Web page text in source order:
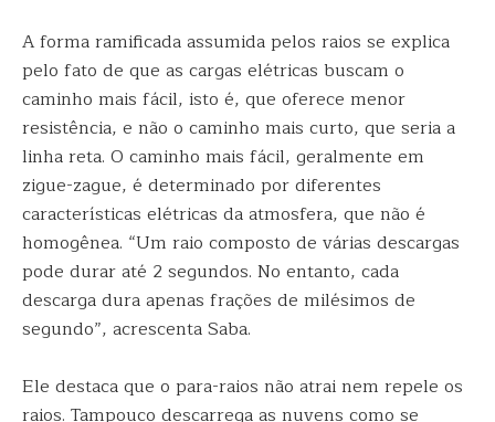
A forma ramificada assumida pelos raios se explica
pelo fato de que as cargas elétricas buscam o
caminho mais fácil, isto é, que oferece menor
resistência, e não o caminho mais curto, que seria a
linha reta. O caminho mais fácil, geralmente em
zigue-zague, é determinado por diferentes
características elétricas da atmosfera, que não é
homogênea. “Um raio composto de várias descargas
pode durar até 2 segundos. No entanto, cada
descarga dura apenas frações de milésimos de
segundo”, acrescenta Saba.
Ele destaca que o para-raios não atrai nem repele os
raios. Tampouco descarrega as nuvens como se